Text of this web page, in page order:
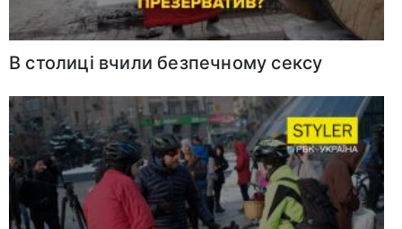
В столиці вчили безпечному сексу